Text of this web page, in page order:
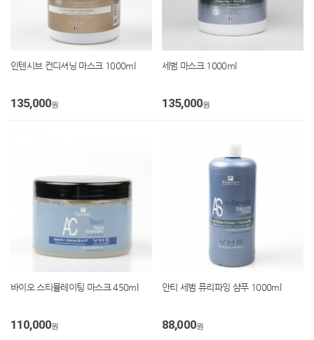
인텐시브 컨디셔닝 마스크 1000ml
135,000원
세범 마스크 1000ml
135,000원
바이오 스티뮬레이팅 마스크 450ml
110,000원
안티 세범 퓨리파잉 샴푸 1000ml
88,000원